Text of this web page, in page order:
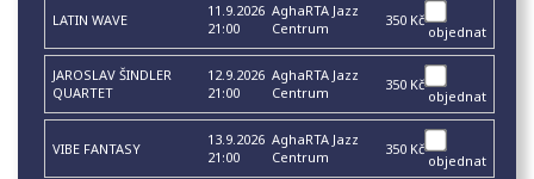
LATIN WAVE
11.9.2026
21:00
AghaRTA Jazz
Centrum
350 Kč
objednat
JAROSLAV ŠINDLER
QUARTET
12.9.2026
21:00
AghaRTA Jazz
Centrum
350 Kč
objednat
VIBE FANTASY
13.9.2026
21:00
AghaRTA Jazz
Centrum
350 Kč
objednat